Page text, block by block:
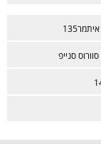
איתמר135
סוורוס סנייפ